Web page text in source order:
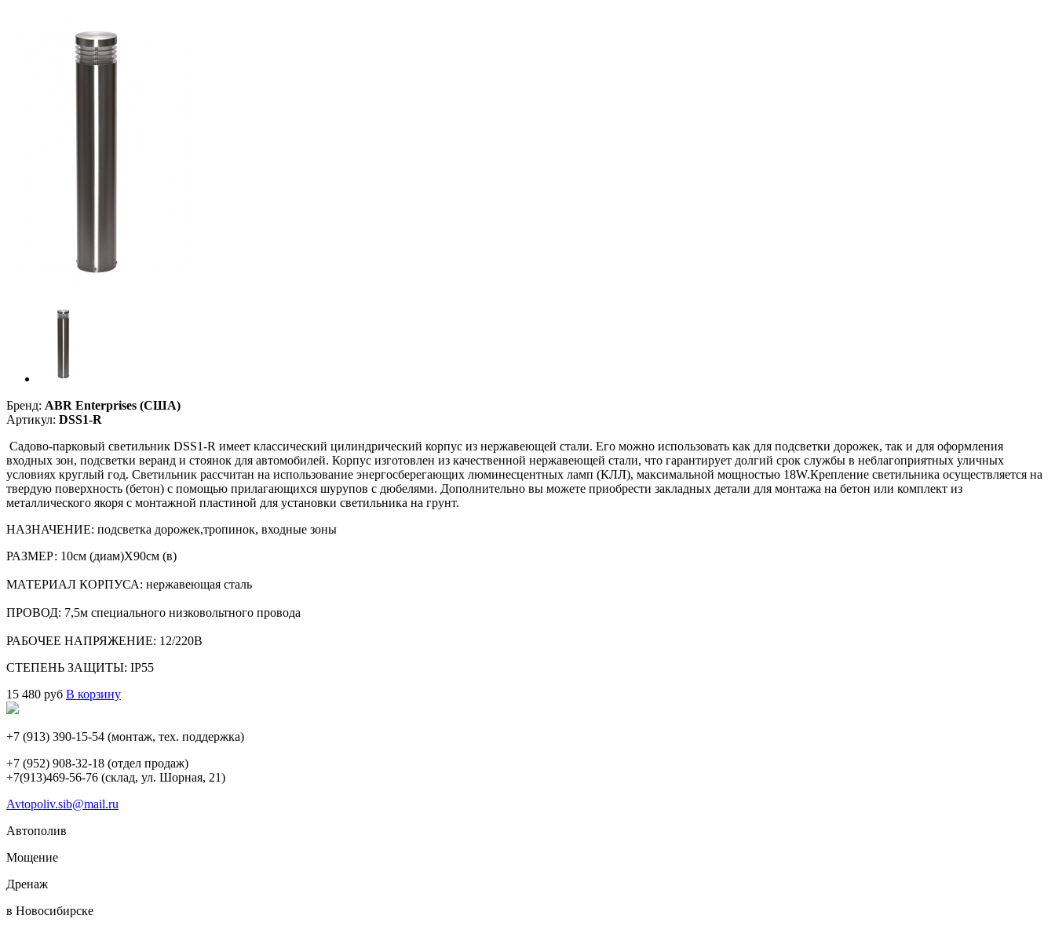
Бренд: ABR Enterprises (США)
Артикул: DSS1-R
Садово-парковый светильник DSS1-R имеет классический цилиндрический корпус из нержавеющей стали. Его можно использовать как для подсветки дорожек, так и для оформления
входных зон, подсветки веранд и стоянок для автомобилей. Корпус изготовлен из качественной нержавеющей стали, что гарантирует долгий срок службы в неблагоприятных уличных
условиях круглый год. Светильник рассчитан на использование энергосберегающих люминесцентных ламп (КЛЛ), максимальной мощностью 18W.Крепление светильника осуществляется на
твердую поверхность (бетон) с помощью прилагающихся шурупов с дюбелями. Дополнительно вы можете приобрести закладных детали для монтажа на бетон или комплект из
металлического якоря с монтажной пластиной для установки светильника на грунт.
НАЗНАЧЕНИЕ: подсветка дорожек,тропинок, входные зоны
РАЗМЕР: 10см (диам)Х90см (в)
МАТЕРИАЛ КОРПУСА: нержавеющая сталь
ПРОВОД: 7,5м специального низковольтного провода
РАБОЧЕЕ НАПРЯЖЕНИЕ: 12/220В
СТЕПЕНЬ ЗАЩИТЫ: IP55
15 480 руб В корзину
+7 (913) 390-15-54 (монтаж, тех. поддержка)
+7 (952) 908-32-18 (отдел продаж)
+7(913)469-56-76 (склад, ул. Шорная, 21)
Avtopoliv.sib@mail.ru
Автополив
Мощение
Дренаж
в Новосибирске